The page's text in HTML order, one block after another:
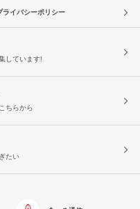
ライバシーポリシー
しています!
ちらから
たい